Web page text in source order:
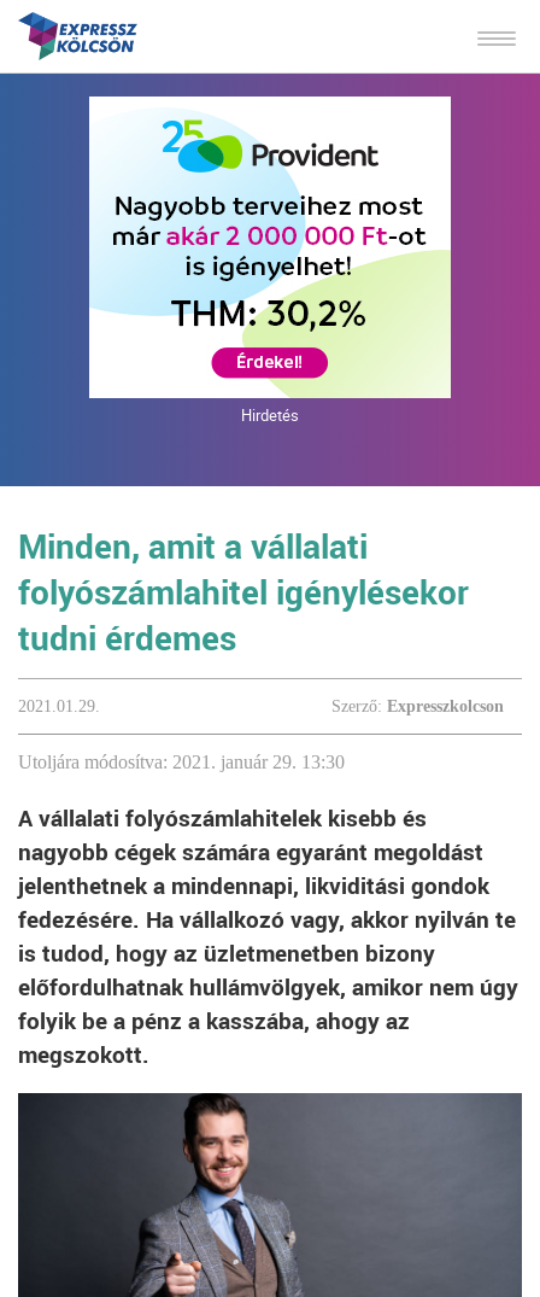
Hirdetés
Minden, amit a vállalati
folyószámlahitel igénylésekor
tudni érdemes
2021.01.29. Szerző: Expresszkolcson
Utoljára módosítva: 2021. január 29. 13:30
A vállalati folyószámlahitelek kisebb és
nagyobb cégek számára egyaránt megoldást
jelenthetnek a mindennapi, likviditási gondok
fedezésére. Ha vállalkozó vagy, akkor nyilván te
is tudod, hogy az üzletmenetben bizony
előfordulhatnak hullámvölgyek, amikor nem úgy
folyik be a pénz a kasszába, ahogy az
megszokott.